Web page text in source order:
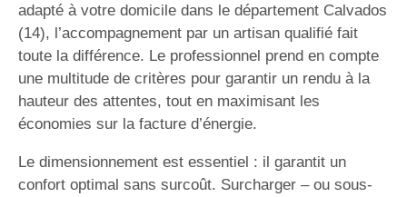
adapté à votre domicile dans le département Calvados
(14), l’accompagnement par un artisan qualifié fait
toute la différence. Le professionnel prend en compte
une multitude de critères pour garantir un rendu à la
hauteur des attentes, tout en maximisant les
économies sur la facture d’énergie.
Le dimensionnement est essentiel : il garantit un
confort optimal sans surcoût. Surcharger – ou sous-